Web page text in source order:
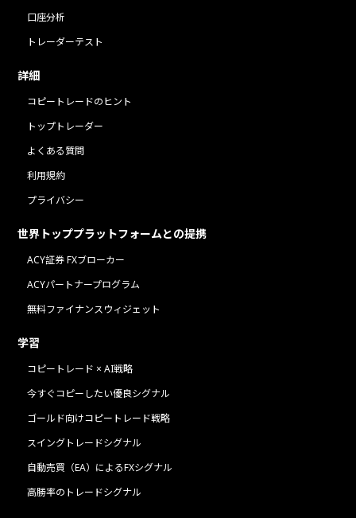
口座分析
トレーダーテスト
詳細
コピートレードのヒント
トップトレーダー
よくある質問
利用規約
プライバシー
世界トッププラットフォームとの提携
ACY証券 FXブローカー
ACYパートナープログラム
無料ファイナンスウィジェット
学習
コピートレード × AI戦略
今すぐコピーしたい優良シグナル
ゴールド向けコピートレード戦略
スイングトレードシグナル
自動売買（EA）によるFXシグナル
高勝率のトレードシグナル